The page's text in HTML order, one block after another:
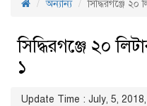
অন্যান্য
সিদ্ধিরগঞ্জে ২০
সিদ্ধিরগঞ্জে ২০
১
Update Time : July, 5,